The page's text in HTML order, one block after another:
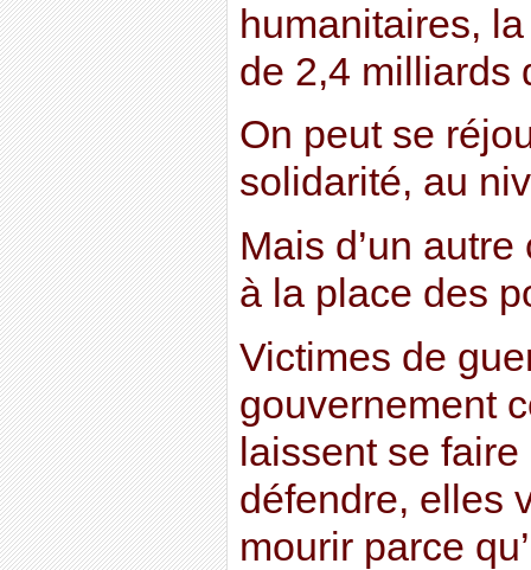
humanitaires,
de 2,4 milliards
On peut se
solidarité, au
Mais d’un
à la place des
Victimes de
gouvernement
laissent se
défendre, elles
mourir parce